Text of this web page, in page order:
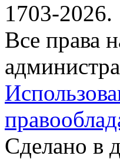
1703-2026.
Все права
Сделано в